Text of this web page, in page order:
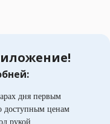
дня первым
доступным ценам
рукой